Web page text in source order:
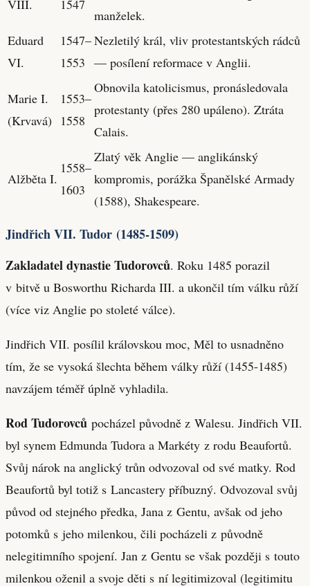
VIII.
1547
manželek.
Eduard
VI.
1547–
1553
Nezletilý král, vliv protestantských rádců
— posílení reformace v Anglii.
Marie I.
(Krvavá)
1553–
1558
Obnovila katolicismus, pronásledovala
protestanty (přes 280 upáleno). Ztráta
Calais.
Alžběta I.
1558–
1603
Zlatý věk Anglie — anglikánský
kompromis, porážka Španělské Armady
(1588), Shakespeare.
Jindřich VII. Tudor (1485-1509)
Zakladatel dynastie Tudorovců. Roku 1485 porazil
v bitvě u Bosworthu Richarda III. a ukončil tím válku růží
(více viz Anglie po stoleté válce).
Jindřich VII. posílil královskou moc, Měl to usnadněno
tím, že se vysoká šlechta během války růží (1455-1485)
navzájem téměř úplně vyhladila.
Rod Tudorovců pocházel původně z Walesu. Jindřich VII.
byl synem Edmunda Tudora a Markéty z rodu Beaufortů.
Svůj nárok na anglický trůn odvozoval od své matky. Rod
Beaufortů byl totiž s Lancastery příbuzný. Odvozoval svůj
původ od stejného předka, Jana z Gentu, avšak od jeho
potomků s jeho milenkou, čili pocházeli z původně
nelegitimního spojení. Jan z Gentu se však později s touto
milenkou oženil a svoje děti s ní legitimizoval (legitimitu